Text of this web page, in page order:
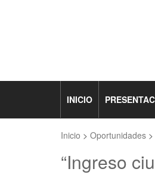
INICIO
Inicio > Oportunidades >
“Ingreso